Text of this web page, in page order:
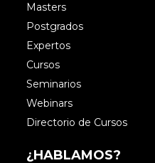
Masters
Postgrados
Expertos
Cursos
Seminarios
Webinars
Directorio de Cursos
¿HABLAMOS?